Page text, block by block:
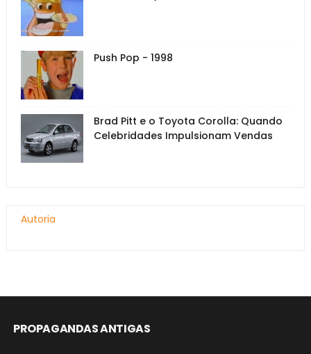
Push Pop - 1998
Brad Pitt e o Toyota Corolla: Quando
Celebridades Impulsionam Vendas
Autoria
PROPAGANDAS ANTIGAS